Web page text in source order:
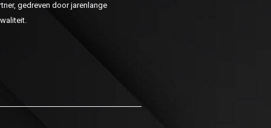
gedreven door jarenlange